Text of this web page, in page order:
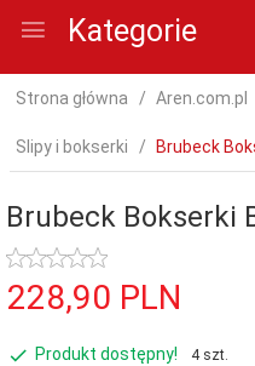
Kategorie
Strona główna Aren.com.pl
Slipy i bokserki Brubeck
Brubeck Bokserki
228,90 PLN
Produkt dostępny! 4 szt.